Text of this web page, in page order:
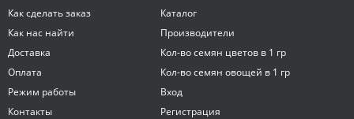
Как сделать заказ
Как нас найти
Доставка
Оплата
Режим работы
Контакты
Каталог
Производители
Кол-во семян цветов в 1 гр
Кол-во семян овощей в 1 гр
Вход
Регистрация